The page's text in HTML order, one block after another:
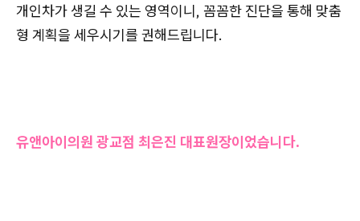
개인차가 생길 수 있는 영역이니, 꼼꼼한 진단을 통해 맞춤
형 계획을 세우시기를 권해드립니다.
유앤아이의원 광교점 최은진 대표원장이었습니다.